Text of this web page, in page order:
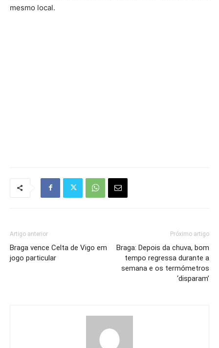
mesmo local.
Artigo anterior
Braga vence Celta de Vigo em
jogo particular
Próximo artigo
Braga: Depois da chuva, bom
tempo regressa durante a
semana e os termómetros
‘disparam’